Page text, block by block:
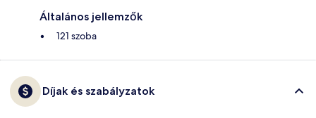
Általános jellemzők
121 szoba
Díjak és szabályzatok